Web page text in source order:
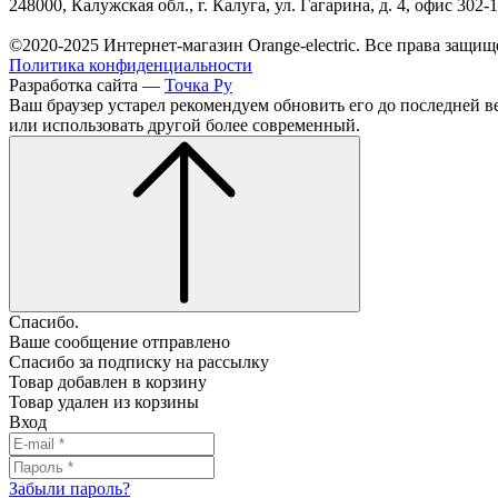
248000, Калужская обл., г. Калуга, ул. Гагарина, д. 4, офис 302-
©2020-2025 Интернет-магазин Orange-electric. Все права
Политика конфиденциальности
Разработка сайта — Точка Ру
Ваш браузер устарел рекомендуем обновить его до последней
или использовать другой более современный.
Спасибо.
Ваше сообщение отправлено
Спасибо за подписку на рассылку
Товар добавлен в корзину
Товар удален из корзины
Вход
Забыли пароль?